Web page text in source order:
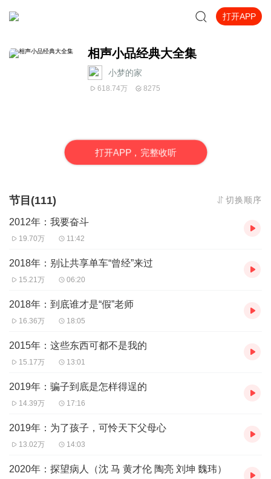
打开APP
相声小品经典大全集
小梦的家
618.74万 8275
打开APP，完整收听
节目(111) 切换顺序
2012年：我要奋斗
19.70万 11:42
2018年：别让共享单车“曾经”来过
15.21万 06:20
2018年：到底谁才是“假”老师
16.36万 18:05
2015年：这些东西可都不是我的
15.17万 13:01
2019年：骗子到底是怎样得逞的
14.39万 17:16
2019年：为了孩子，可怜天下父母心
13.02万 14:03
2020年：探望病人（沈 马 黄才伦 陶亮 刘坤 魏玮）